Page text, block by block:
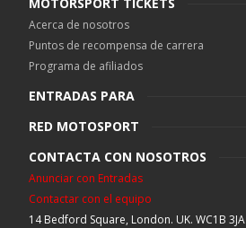
Acerca de nosotros
Puntos de recompensa de carrera
Programa de afiliados
ENTRADAS PARA
RED MOTOSPORT
CONTACTA CON NOSOTROS
Anunciar con Entradas
Contactar con el equipo
14 Bedford Square, London. UK. WC1B 3JA